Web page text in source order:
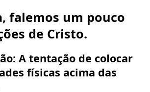
falemos um pouco
de Cristo.
A tentação de colocar
físicas acima das